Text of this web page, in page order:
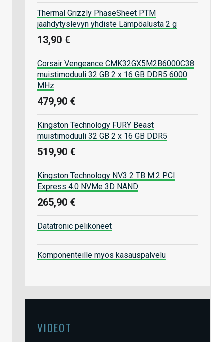
Thermal Grizzly PhaseSheet PTM
jäähdytyslevyn yhdiste Lämpöalusta 2 g
13,90 €
Corsair Vengeance CMK32GX5M2B6000C38
muistimoduuli 32 GB 2 x 16 GB DDR5 6000
MHz
479,90 €
Kingston Technology FURY Beast
muistimoduuli 32 GB 2 x 16 GB DDR5
519,90 €
Kingston Technology NV3 2 TB M.2 PCI
Express 4.0 NVMe 3D NAND
265,90 €
Datatronic pelikoneet
Komponenteille myös kasauspalvelu
VIDEOT